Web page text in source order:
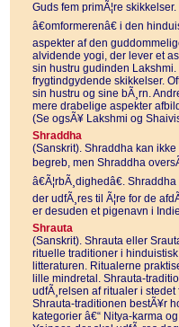
Guds fem primÃ¦re
â€omformerenâ€ i den
aspekter af den
alvidende yogi, der lever et
sin hustru gudinden
frygtindgydende skikkelser.
sin hustru og sine bÃ¸rn.
mere drabelige aspekter
(Se ogsÃ¥ Lakshmi og
Shraddha
(Sanskrit). Shraddha kan
begreb, men Shraddha
â€Ã¦rbÃ¸dighedâ€.
der udfÃ¸res til Ã¦re for de
er desuden et pigenavn i
Shrauta
(Sanskrit). Shrauta eller
rituelle traditioner i
litteraturen. Ritualerne
lille mindretal. Shrauta-
udfÃ¸relsen af ritualer i
Shrauta-traditionen bestÃ¥r
kategorier â€“ Nitya-karma